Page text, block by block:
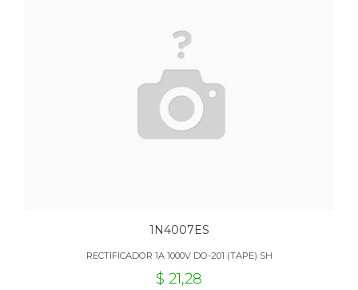
1N4007ES
RECTIFICADOR 1A 1000V DO-201 (TAPE) SH
$ 21,28